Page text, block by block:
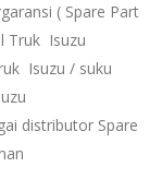
( Spare Part
Truk Isuzu
Isuzu / suku
distributor Spare